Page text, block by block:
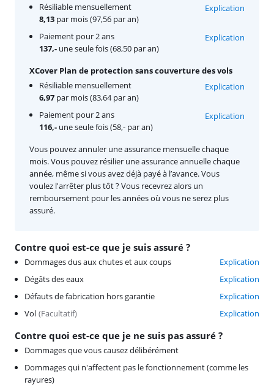
Contre quoi est-ce que je suis assuré ?
Dommages dus aux chutes et aux coups
Explication
Dégâts des eaux
Explication
Défauts de fabrication hors garantie
Explication
Vol (Facultatif) Explication
Contre quoi est-ce que je ne suis pas assuré ?
Dommages que vous causez délibérément
Dommages qui n'affectent pas le fonctionnement (comme les
rayures)
Résiliable mensuellement
8,13 par mois (97,56 par an)
Explication
Paiement pour 2 ans
137,- une seule fois (68,50 par an)
Explication
XCover Plan de protection sans couverture des vols
Résiliable mensuellement
6,97 par mois (83,64 par an)
Explication
Paiement pour 2 ans
116,- une seule fois (58,- par an)
Explication
Vous pouvez annuler une assurance mensuelle chaque
mois. Vous pouvez résilier une assurance annuelle chaque
année, même si vous avez déjà payé à l’avance. Vous
voulez l'arrêter plus tôt ? Vous recevrez alors un
remboursement pour les années où vous ne serez plus
assuré.